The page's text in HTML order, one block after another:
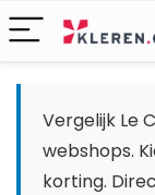
Vergelijk Le
webshops.
korting.